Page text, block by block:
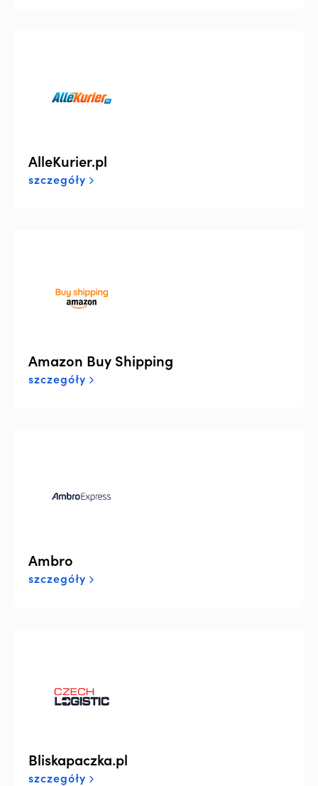
AlleKurier.pl
szczegóły
Amazon Buy Shipping
szczegóły
Ambro
szczegóły
Bliskapaczka.pl
szczegóły